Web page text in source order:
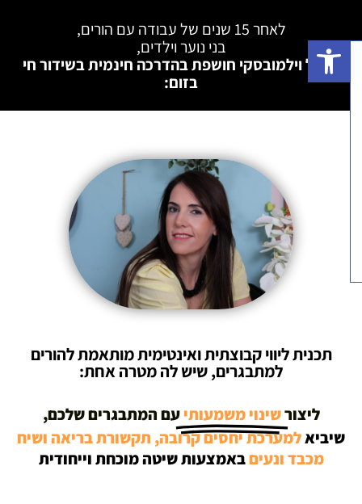
פתח סרגל נגישות
לאחר 15 שנים של עבודה עם הורים,
בני נוער וילדים,
רויטל וילמובסקי חושפת בהדרכה חינמית בשידור חי
בזום:
תכנית ליווי קבוצתית ואינטימית מותאמת להורים
למתבגרים, שיש לה מטרה אחת:
ליצורשינוי משמעותיעם המתבגרים שלכם,
שיביאלמערכת יחסים קרובה,תקשורת בריאה ושיח
מכבד ונעיםבאמצעות שיטה מוכחת וייחודית